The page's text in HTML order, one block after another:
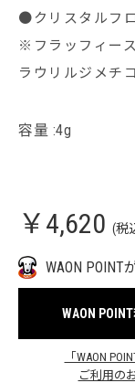
●クリスタルフ
※フラッフィー
ラウリルジメチ
容量 :4g
￥4,620 (税
WAON
WAON
「WAON
ご利用の